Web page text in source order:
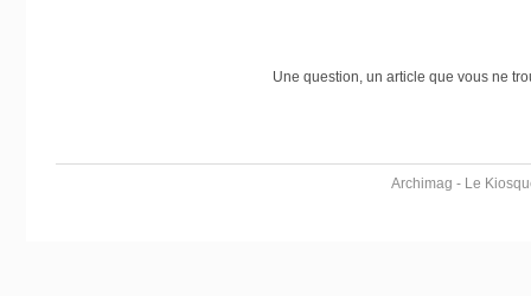
Une question, un article que vous ne
Archimag - Le